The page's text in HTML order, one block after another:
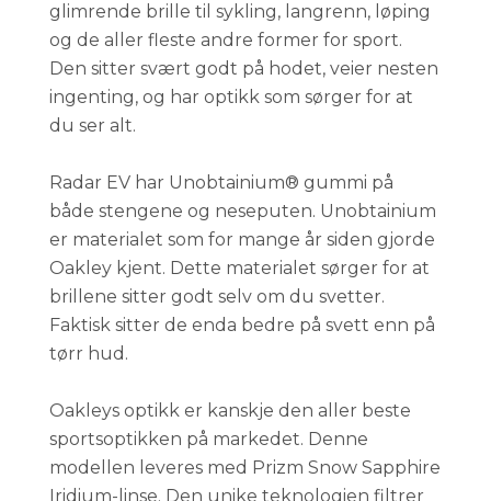
glimrende brille til sykling, langrenn, løping
og de aller fleste andre former for sport.
Den sitter svært godt på hodet, veier nesten
ingenting, og har optikk som sørger for at
du ser alt.
Radar EV har Unobtainium® gummi på
både stengene og neseputen. Unobtainium
er materialet som for mange år siden gjorde
Oakley kjent. Dette materialet sørger for at
brillene sitter godt selv om du svetter.
Faktisk sitter de enda bedre på svett enn på
tørr hud.
Oakleys optikk er kanskje den aller beste
sportsoptikken på markedet. Denne
modellen leveres med Prizm Snow Sapphire
Iridium-linse. Den unike teknologien filtrer